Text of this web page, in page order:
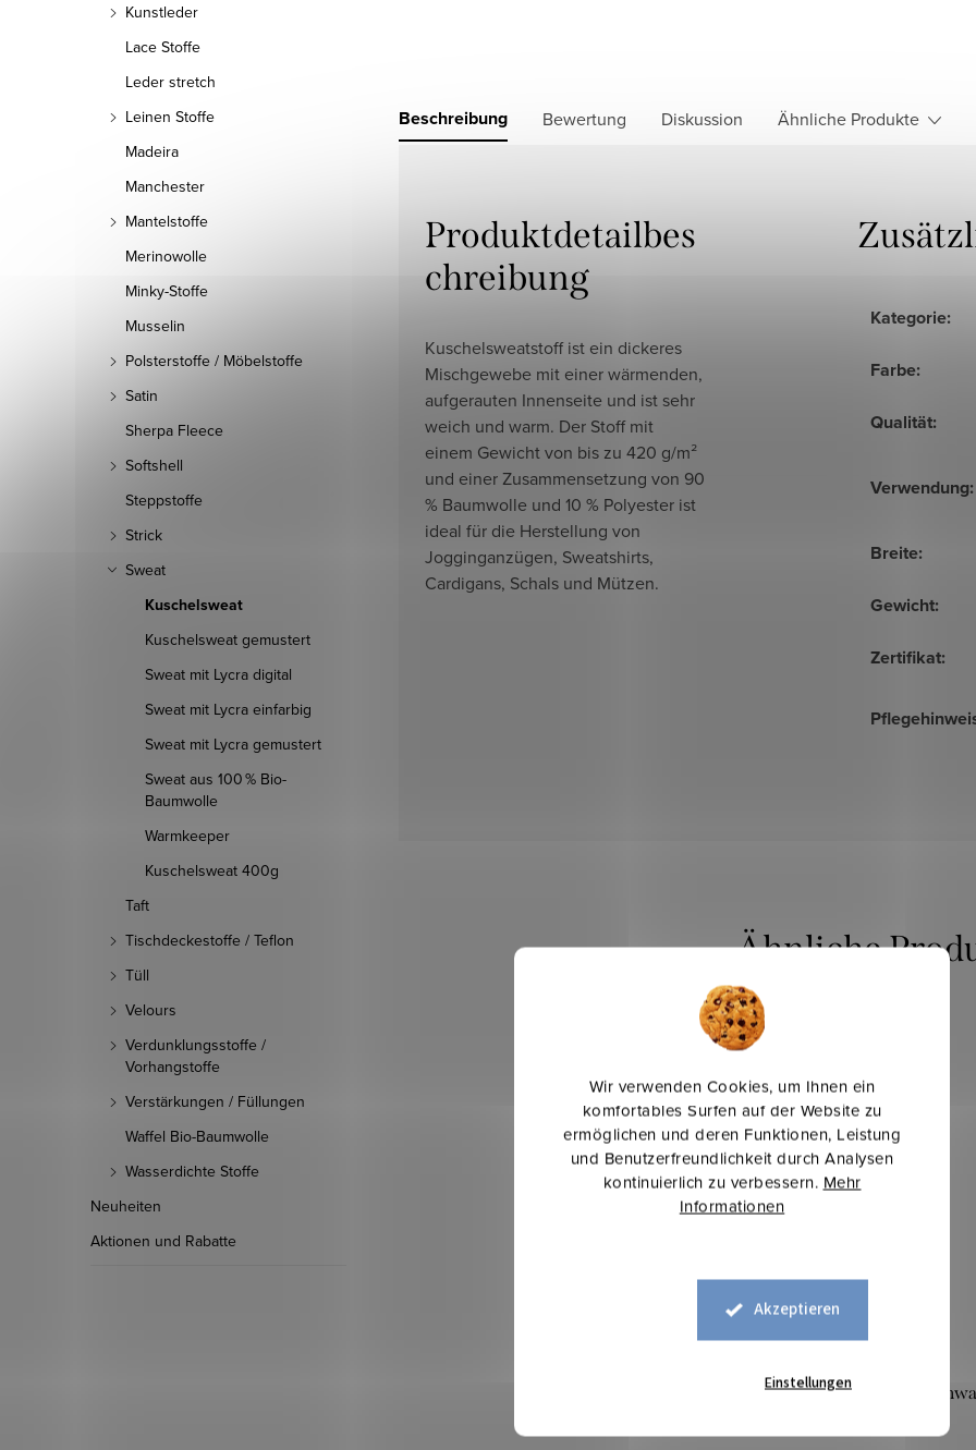
Wir verwenden Cookies, um Ihnen ein
komfortables Surfen auf der Website zu
ermöglichen und deren Funktionen, Leistung
und Benutzerfreundlichkeit durch Analysen
kontinuierlich zu verbessern. Mehr
Informationen
Akzeptieren
Einstellungen
Kunstleder
Lace Stoffe
Leder stretch
Leinen Stoffe
Madeira
Manchester
Mantelstoffe
Merinowolle
Minky-Stoffe
Musselin
Polsterstoffe / Möbelstoffe
Satin
Sherpa Fleece
Softshell
Steppstoffe
Strick
Sweat
Kuschelsweat
Kuschelsweat gemustert
Sweat mit Lycra digital
Sweat mit Lycra einfarbig
Sweat mit Lycra gemustert
Sweat aus 100 % Bio-
Baumwolle
Warmkeeper
Kuschelsweat 400g
Taft
Tischdeckestoffe / Teflon
Tüll
Velours
Verdunklungsstoffe /
Vorhangstoffe
Verstärkungen / Füllungen
Waffel Bio-Baumwolle
Wasserdichte Stoffe
Neuheiten
Aktionen und Rabatte
Beschreibung Bewertung Diskussion Ähnliche Produkte
Produktdetailbes
chreibung
Kuschelsweatstoff ist ein dickeres
Mischgewebe mit einer wärmenden,
aufgerauten Innenseite und ist sehr
weich und warm. Der Stoff mit
einem Gewicht von bis zu 420 g/m²
und einer Zusammensetzung von 90
% Baumwolle und 10 % Polyester ist
ideal für die Herstellung von
Jogginganzügen, Sweatshirts,
Cardigans, Schals und Mützen.
Kategorie:
Farbe:
Qualität:
Verwendung:
Breite:
Gewicht:
Zertifikat:
Bündchen schmal -